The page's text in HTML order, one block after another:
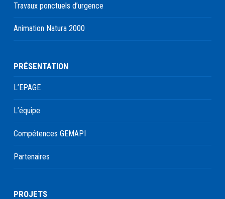
Travaux ponctuels d’urgence
Animation Natura 2000
PRÉSENTATION
L’EPAGE
L’équipe
Compétences GEMAPI
Partenaires
PROJETS